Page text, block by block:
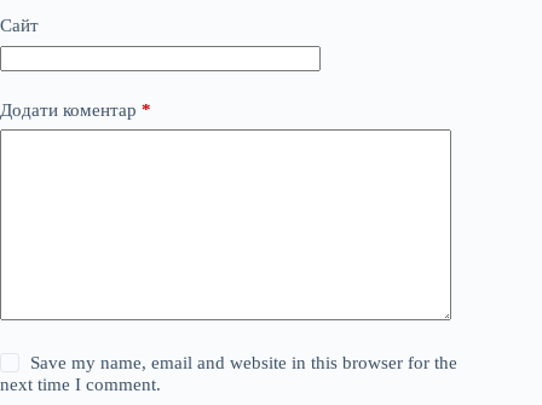
Сайт
Додати коментар *
Save my name, email and website in this browser for the
next time I comment.